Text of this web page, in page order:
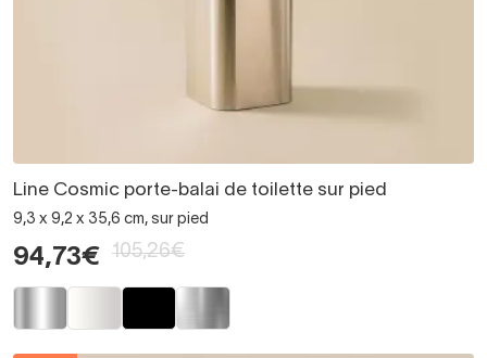
Line Cosmic porte-balai de toilette sur pied
9,3 x 9,2 x 35,6 cm, sur pied
94,73€ 105,26€